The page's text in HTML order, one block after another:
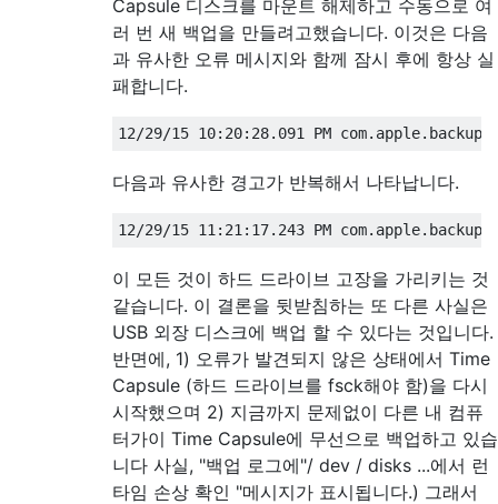
Capsule 디스크를 마운트 해제하고 수동으로 여
러 번 새 백업을 만들려고했습니다. 이것은 다음
과 유사한 오류 메시지와 함께 잠시 후에 항상 실
패합니다.
다음과 유사한 경고가 반복해서 나타납니다.
이 모든 것이 하드 드라이브 고장을 가리키는 것
같습니다. 이 결론을 뒷받침하는 또 다른 사실은
USB 외장 디스크에 백업 할 수 있다는 것입니다.
반면에, 1) 오류가 발견되지 않은 상태에서 Time
Capsule (하드 드라이브를 fsck해야 함)을 다시
시작했으며 2) 지금까지 문제없이 다른 내 컴퓨
터가이 Time Capsule에 무선으로 백업하고 있습
니다 사실, "백업 로그에"/ dev / disks ...에서 런
타임 손상 확인 "메시지가 표시됩니다.) 그래서